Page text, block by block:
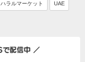
ハラルマーケット UAE